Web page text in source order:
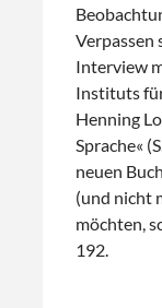
Verpassen
Interview
Instituts
Henning
Sprache«
neuen
(und nicht
möchten,
192.